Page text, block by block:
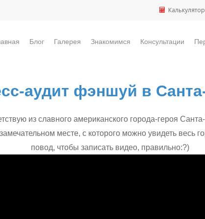
Блог Галерея Знакомимся Консультации
аудит фэншуй в
из славного американского города-героя
месте, с которого можно увидеть весь
повод, чтобы записать видео, правильно:?)